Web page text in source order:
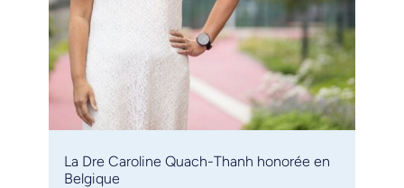
La Dre Caroline Quach-Thanh honorée en
Belgique